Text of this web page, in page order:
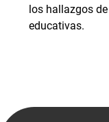
los hallazgos
educativas.